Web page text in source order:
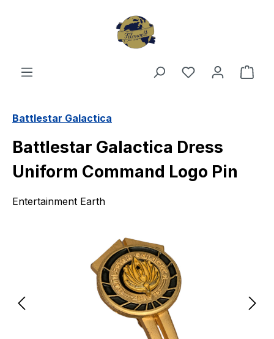
Du hast 0
Battlestar Galactica
Battlestar Galactica Dress
Uniform Command Logo Pin
Entertainment Earth